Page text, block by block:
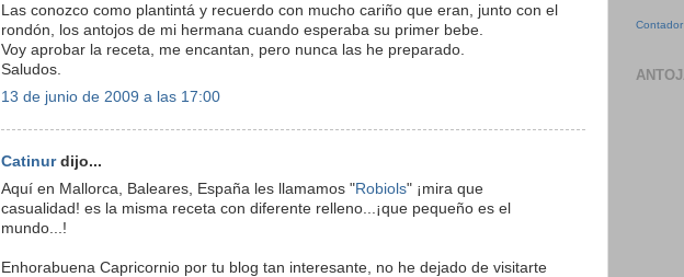
Las conozco como plantintá y recuerdo con mucho cariño que eran, junto con el
rondón, los antojos de mi hermana cuando esperaba su primer bebe.
Voy aprobar la receta, me encantan, pero nunca las he preparado.
Saludos.
13 de junio de 2009 a las 17:00
Catinurdijo...
Aquí en Mallorca, Baleares, España les llamamos "Robiols" ¡mira que
casualidad! es la misma receta con diferente relleno...¡que pequeño es el
mundo...!
Enhorabuena Capricornio por tu blog tan interesante, no he dejado de visitarte